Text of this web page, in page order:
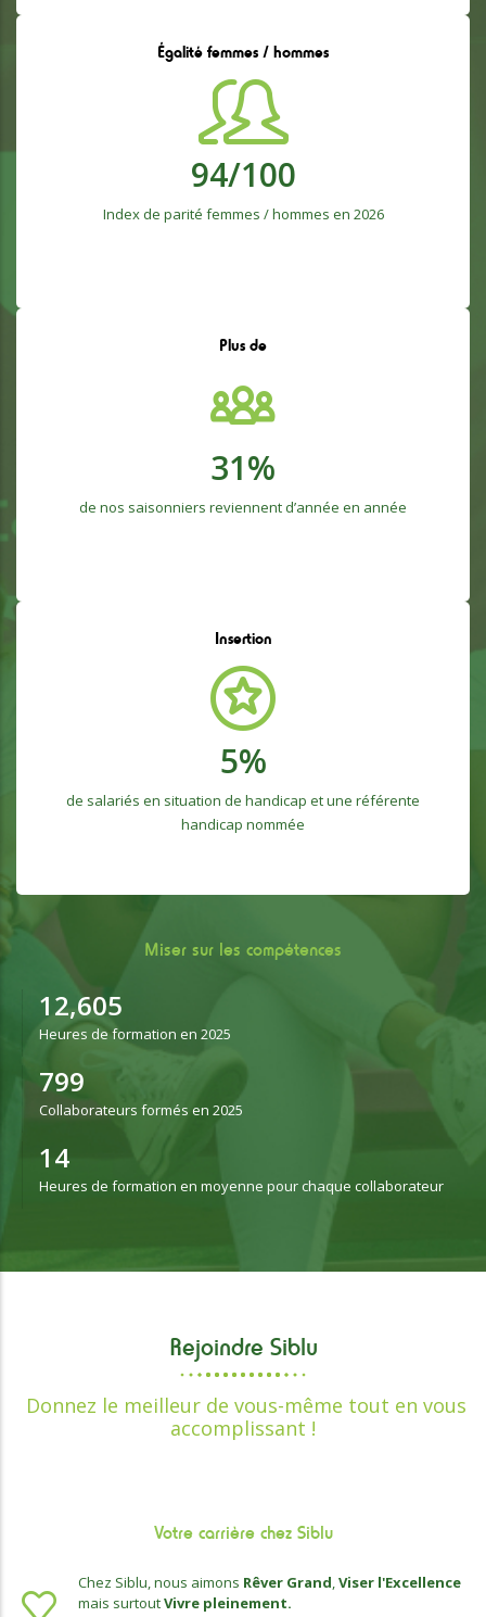
Égalité femmes / hommes
94/100
Index de parité femmes / hommes en 2026
Plus de
32%
de nos saisonniers reviennent d’année en année
Insertion
5%
de salariés en situation de handicap et une référente
handicap nommée
Miser sur les compétences
12,993
Heures de formation en 2025
824
Collaborateurs formés en 2025
15
Heures de formation en moyenne pour chaque collaborateur
Rejoindre Siblu
Donnez le meilleur de vous-même tout en vous
accomplissant !
Votre carrière chez Siblu
Chez Siblu, nous aimons Rêver Grand Viser l'Excellence
mais surtoutVivre pleinement.